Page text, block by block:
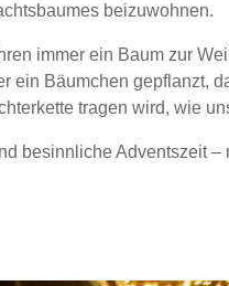
beizuwohnen.
immer ein Baum zur
ein Bäumchen gepflanzt,
tragen wird, wie
besinnliche Adventszeit –